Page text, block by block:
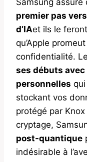
Samsung assure
premier pas
d’IAet ils le
qu’Apple
confidentialité.
ses débuts
personnelles
stockant vos
protégé par Knox
cryptage,
post-quantique
indésirable à